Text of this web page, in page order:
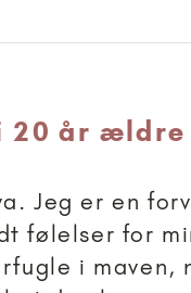
20 år
Jeg er en
følelser for
i